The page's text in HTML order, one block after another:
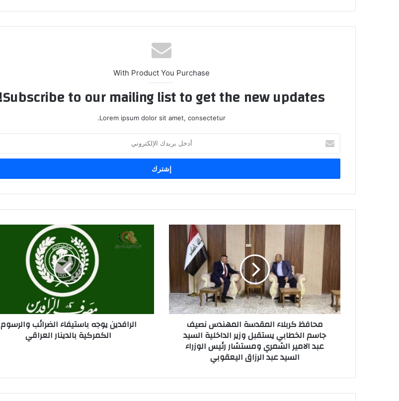
With Product You Purchase
Subscribe to our mailing list to get the new updates!
Lorem ipsum dolor sit amet, consectetur.
بريدك
الإلكتروني
محافظ
المقدسة
المهندس
الخطابي
يستقبل
وزير
الداخلية
السيد
الوزراء
محافظ كربلاء المقدسة المهندس نصيف
جاسم الخطابي يستقبل وزير الداخلية السيد
عبد الامير الشمري ومستشار رئيس الوزراء
السيد عبد الرزاق اليعقوبي
الرافدين
باستيفاء
الرافدين يوجه باستيفاء الضرائب والرسوم
الكمركية بالدينار العراقي